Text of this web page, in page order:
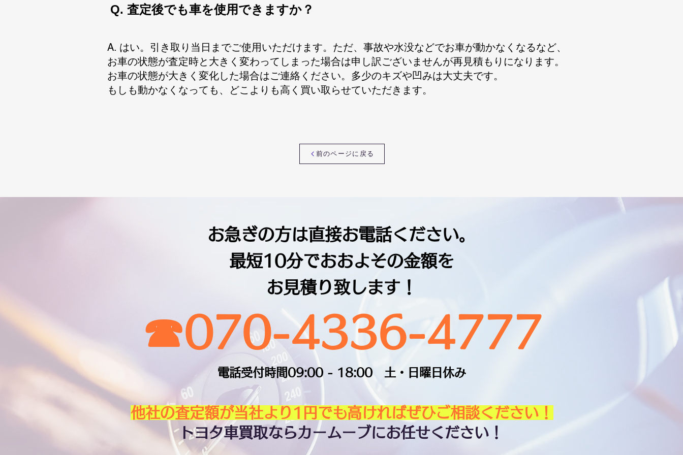
​Q. 査定後でも車を使用できますか？
A. はい。引き取り当日までご使用いただけます。ただ、事故や水没などでお車が動かなくなるなど、
お車の状態が査定時と大きく変わってしまった場合は申し訳ございませんが再見積もりになります。
​お車の状態が大きく変化した場合はご連絡ください。多少のキズや凹みは大丈夫です。
もしも動かなくなっても、どこよりも高く買い取らせていただきます。
前のページに戻る
お急ぎの方は直接お電話ください。
最短10分でおおよその金額を
お見積り致します！
☎︎070-4336-4777
電話受付時間09:00 - 18:00 土・日曜日休み
​他社の査定額が当社より1円でも高ければぜひご相談ください！
​トヨタ車買取ならカームーブにお任せください！